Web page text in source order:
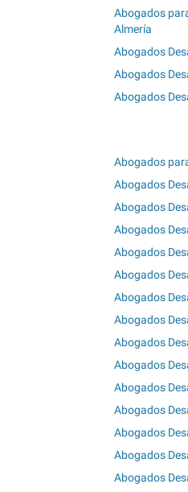
Abogados
Almería
Abogados
Abogados
Abogados
Abogados
Abogados
Abogados
Abogados
Abogados
Abogados
Abogados
Abogados
Abogados
Abogados
Abogados
Abogados
Abogados
Abogados
Abogados